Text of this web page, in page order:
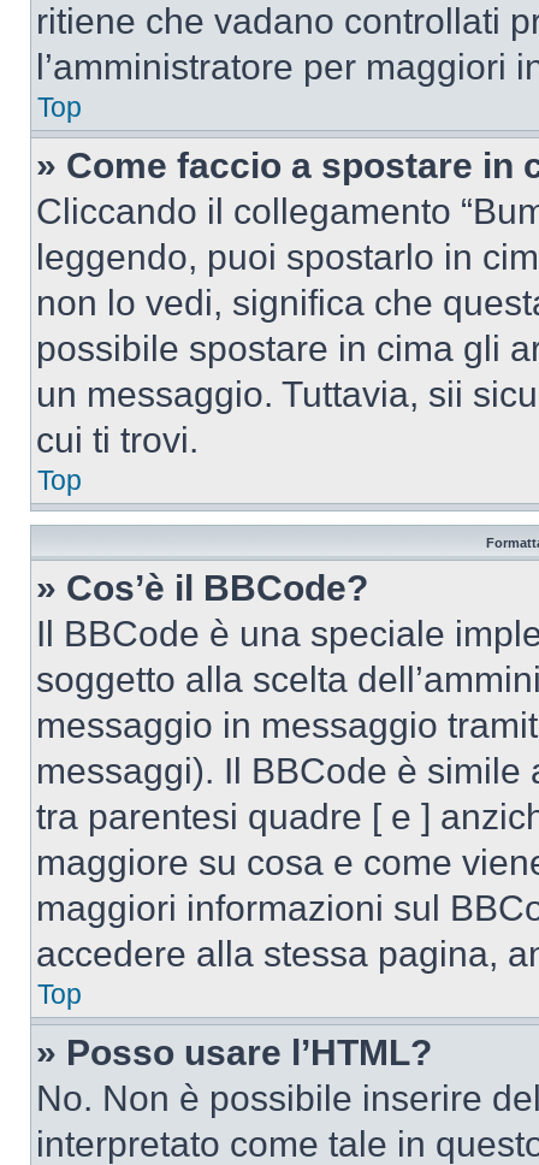
ritiene che vadano controllati
l’amministratore per maggiori
Top
» Come faccio a spostare in
Cliccando il collegamento
leggendo, puoi spostarlo in
non lo vedi, significa che
possibile spostare in cima gli
un messaggio. Tuttavia, sii
cui ti trovi.
Top
» Cos’è il BBCode?
Il BBCode è una speciale
soggetto alla scelta
messaggio in messaggio
messaggi). Il BBCode è simile
tra parentesi quadre [ e ]
maggiore su cosa e come
maggiori informazioni sul
accedere alla stessa pagina,
Top
» Posso usare l’HTML?
No. Non è possibile inserire
interpretato come tale in